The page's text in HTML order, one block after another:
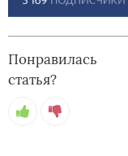
Понравилась
статья?